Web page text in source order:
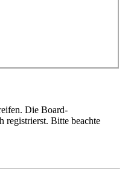
Die Board-
registrierst. Bitte beachte